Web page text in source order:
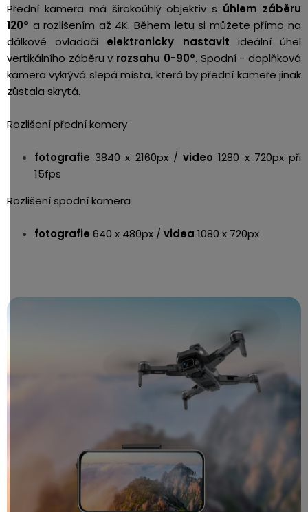
Přední kamera má širokoúhlý objektiv s úhlem záběru
120° a rozlišením až 4K. Během letu si můžete přímo na
dálkové ovladači elektronicky nastavit ideální úhel
vertikálního záběru v rozsahu 0-90°. Spodní - doplňková
kamera vykrývá slepá místa, která by přední kameře jinak
zůstala skrytá.
Rozlišení přední kamery
fotografie 3840 x 2160px /video 1280 x 720px při
15fps
Rozlišení spodní kamera
fotografie 640 x 480px / videa 1080 x 720px